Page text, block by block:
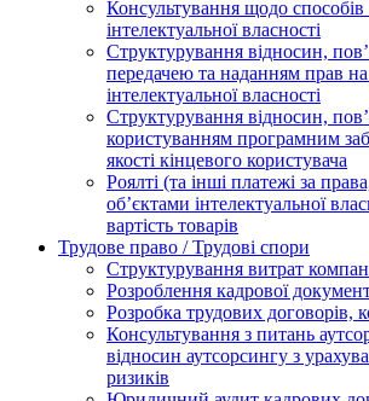
Консультування щодо способів
інтелектуальної власності
Структурування відносин,
передачею та наданням прав на
інтелектуальної власності
Структурування відносин,
користуванням програмним
якості кінцевого користувача
Роялті (та інші платежі за
об’єктами інтелектуальної
вартість товарів
Трудове право / Трудові спори
Cтруктурування витрат
Розроблення кадрової
Розробка трудових договорів,
Консультування з питань
відносин аутсорсингу з
ризиків